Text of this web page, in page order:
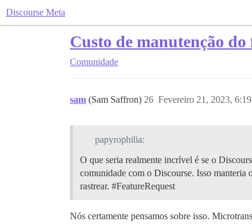
Discourse Meta
Custo de manutenção
Comunidade
sam (Sam Saffron) Fevereiro 21, 2023,
26
papyrophilia:
O que seria realmente incrível é se o
comunidade com o Discourse. Isso
rastrear. #FeatureRequest
Nós certamente pensamos sobre isso.